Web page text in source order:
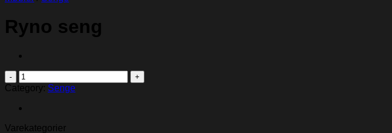
Ryno seng
Ryno
seng
quantity
Category: Senge
Varekategorier